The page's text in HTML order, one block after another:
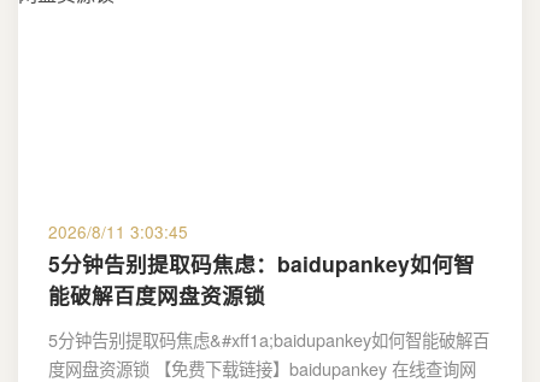
2026/8/11 3:03:45
5分钟告别提取码焦虑：baidupankey如何智
能破解百度网盘资源锁
5分钟告别提取码焦虑&#xff1a;baidupankey如何智能破解百
度网盘资源锁 【免费下载链接】baidupankey 在线查询网